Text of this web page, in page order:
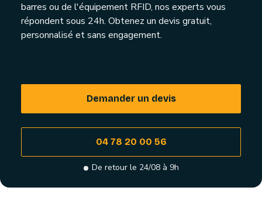
barres ou de l'équipement RFID, nos experts vous
répondent sous 24h. Obtenez un devis gratuit,
personnalisé et sans engagement.
Demander un devis
04 78 20 00 56
De retour le 24/08 à 9h